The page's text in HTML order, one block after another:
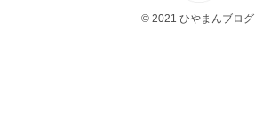
© 2021 ひやまんブログ.